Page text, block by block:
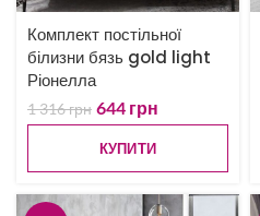
Комплект постільної
білизни бязь gold light
Ріонелла
1 316грн 644 грн
КУПИТИ